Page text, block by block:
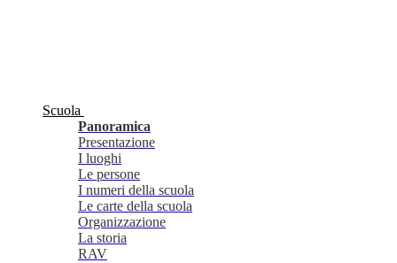
Scuola
Panoramica
Presentazione
I luoghi
Le persone
I numeri della scuola
Le carte della scuola
Organizzazione
La storia
RAV